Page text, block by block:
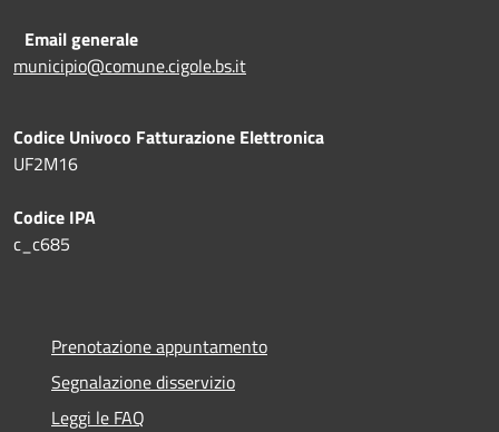
Email generale
municipio@comune.cigole.bs.it
Codice Univoco Fatturazione Elettronica
UF2M16
Codice IPA
c_c685
Prenotazione appuntamento
Segnalazione disservizio
Leggi le FAQ